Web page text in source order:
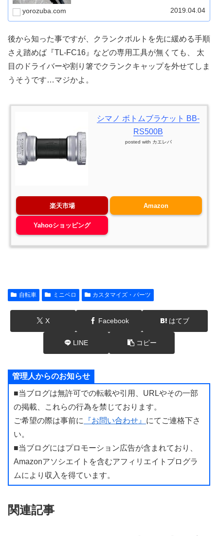
yorozuba.com 2019.04.04
後から知った事ですが、クランクボルトを先に緩める手順
さえ踏めば『TL-FC16』などの専用工具が無くても、 太
目のドライバーや割り箸でクランクキャップを外せてしま
うそうです…マジかよ。
シマノ ボトムブラケット BB-
RS500B
posted with カエレバ
楽天市場 Amazon
Yahooショッピング
自転車 ミニベロ カスタマイズ・パーツ
X Facebook はてブ
LINE コピー
管理人からのお知らせ
■当ブログは無許可での転載や引用、URLやその一部
の掲載、これらの行為を禁じております。
ご希望の際は事前に
『お問い合わせ』 にてご連格下さ
い。
■当ブログにはプロモーション広告が含まれており、
Amazonアソシエイトを含むアフィリエイトプログラ
ムにより収入を得ています。
関連記事